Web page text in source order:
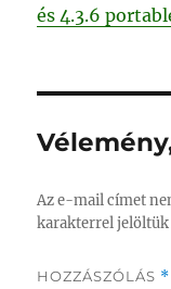
és 4.3.6
Az e-mail címet
karakterrel jelöltük
HOZZÁSZÓLÁS *